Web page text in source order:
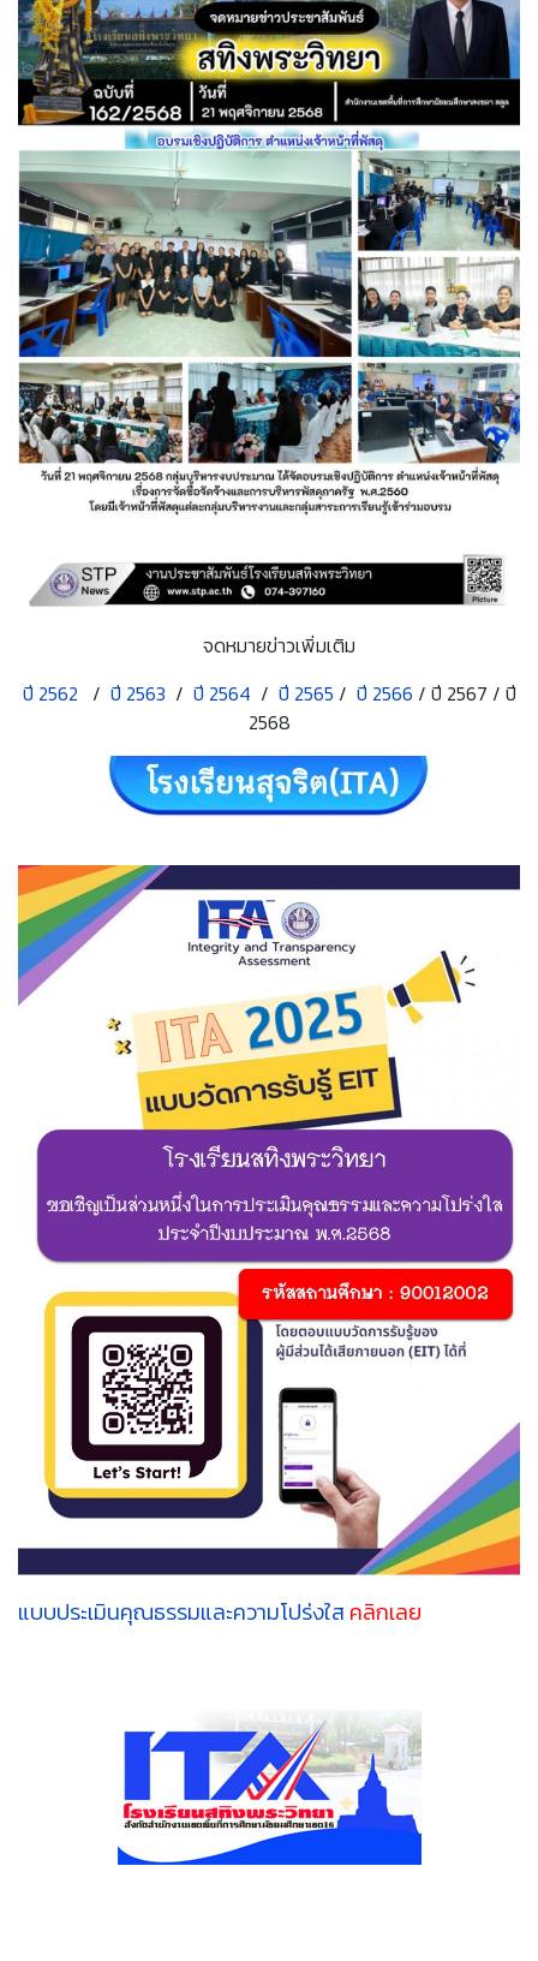
จดหมายข่าวเพิ่มเติม
ปี 2562 / ปี 2563 / ปี 2564 / ปี 2565 / ปี 2566 / ปี 2567 / ปี
2568
แบบประเมินคุณธรรมและความโปร่งใส คลิกเลย